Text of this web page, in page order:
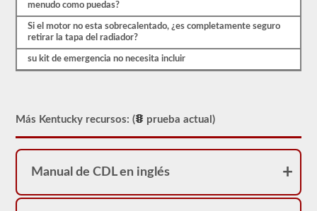
menudo como puedas?
Si el motor no esta sobrecalentado, ¿es completamente seguro
retirar la tapa del radiador?
su kit de emergencia no necesita incluir
Más Kentucky recursos: ( prueba actual)
Manual de CDL en inglés